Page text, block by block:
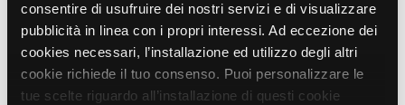
consentire di usufruire dei nostri servizi e di visualizzare
pubblicità in linea con i propri interessi. Ad eccezione dei
cookies necessari, l’installazione ed utilizzo degli altri
cookie richiede il tuo consenso. Puoi personalizzare le
tue scelte riguardo all’installazione di questi cookie